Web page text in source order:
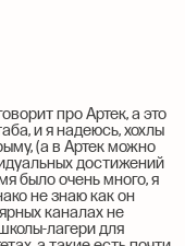
про Артек, а это
и я надеюсь, хохлы
(а в Артек можно
достижений
было очень много, я
не знаю как он
каналах не
лагери для